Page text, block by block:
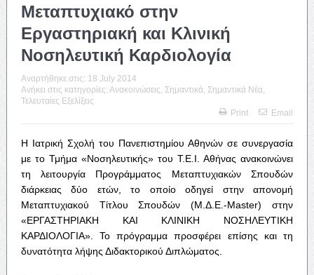
Μεταπτυχιακό στην
Εργαστηριακή και Κλινική
Νοσηλευτική Καρδιολογία
Αναρτήθηκε στις: 18 July 2014
Ανήκει στις κατηγορίες: Ανακοινώσεις Σημαντικά Σημαντικά Νέα
Τελευταίες Εξελίξεις
Print
Email
Η Ιατρική Σχολή του Πανεπιστημίου Αθηνών σε συνεργασία
με το Τμήμα «Νοσηλευτικής» του Τ.Ε.Ι. Αθήνας ανακοινώνει
τη λειτουργία Προγράμματος Μεταπτυχιακών Σπουδών
διάρκειας δύο ετών, το οποίο οδηγεί στην απονομή
Μεταπτυχιακού Τίτλου Σπουδών (Μ.Δ.Ε.-Master) στην
«ΕΡΓΑΣΤΗΡΙΑΚΗ ΚΑΙ ΚΛΙΝΙΚΗ ΝΟΣΗΛΕΥΤΙΚΗ
ΚΑΡΔΙΟΛΟΓΙΑ». Το πρόγραμμα προσφέρει επίσης και τη
δυνατότητα λήψης Διδακτορικού Διπλώματος.